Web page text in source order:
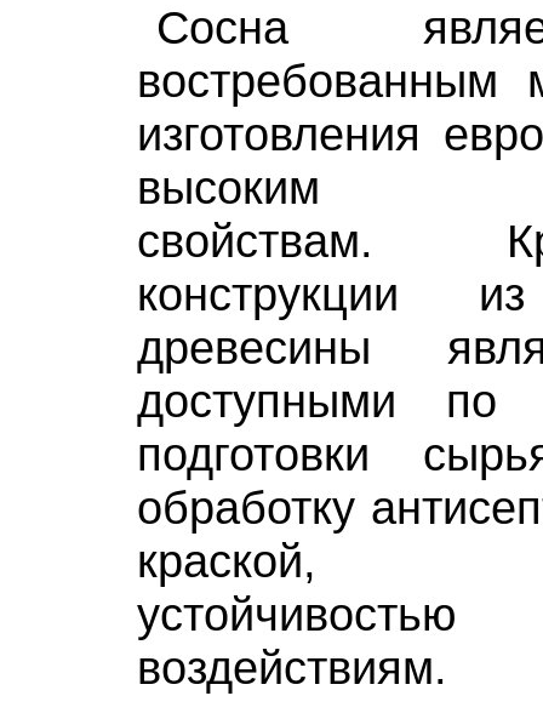
Сосна
востребованным
изготовления
высоким
свойствам.
конструкции
древесины
доступными по
подготовки
обработку
краской,
воздействиям.